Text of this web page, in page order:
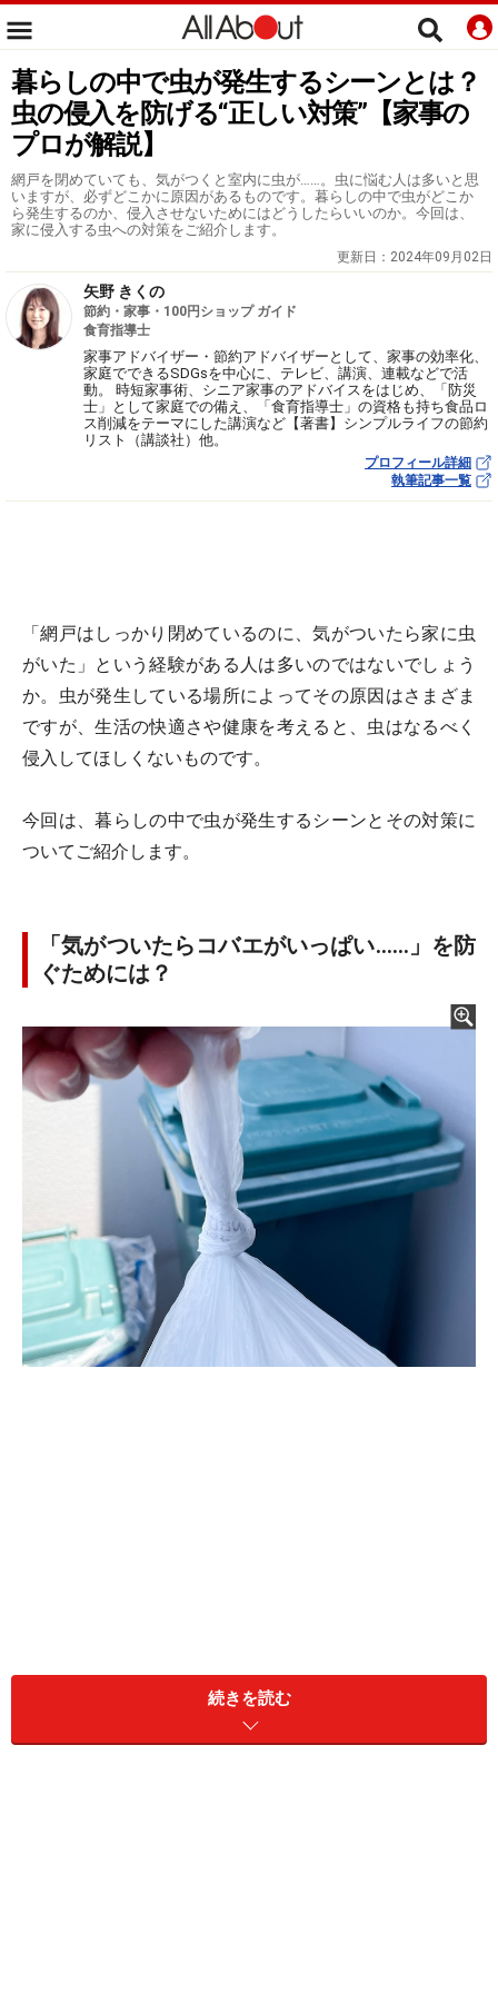
暮らしの中で虫が発生するシーンとは？
虫の侵入を防げる“正しい対策”【家事の
プロが解説】
網戸を閉めていても、気がつくと室内に虫が……。虫に悩む人は多いと思
いますが、必ずどこかに原因があるものです。暮らしの中で虫がどこか
ら発生するのか、侵入させないためにはどうしたらいいのか。今回は、
家に侵入する虫への対策をご紹介します。
更新日： 2024年09月02日
矢野 きくの
節約・家事・100円ショップ ガイド
食育指導士
家事アドバイザー・節約アドバイザーとして、家事の効率化、
家庭でできるSDGsを中心に、テレビ、講演、連載などで活
動。 時短家事術、シニア家事のアドバイスをはじめ、「防災
士」として家庭での備え、「食育指導士」の資格も持ち食品ロ
ス削減をテーマにした講演など【著書】シンプルライフの節約
リスト（講談社）他。
プロフィール詳細
執筆記事一覧
「網戸はしっかり閉めているのに、気がついたら家に虫
がいた」という経験がある人は多いのではないでしょう
か。虫が発生している場所によってその原因はさまざま
ですが、生活の快適さや健康を考えると、虫はなるべく
侵入してほしくないものです。
今回は、暮らしの中で虫が発生するシーンとその対策に
ついてご紹介します。
「気がついたらコバエがいっぱい……」を防
ぐためには？
生ゴミは袋をしっかり閉める
コバエにはショウジョウバエやキノコバエなど、いくつ
続きを読む